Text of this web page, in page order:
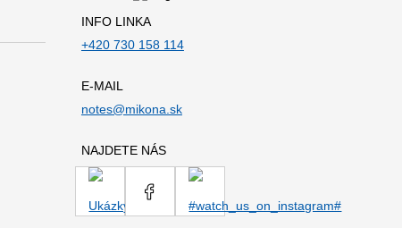
INFO LINKA
+420 730 158 114
E-MAIL
notes@mikona.sk
NAJDETE NÁS